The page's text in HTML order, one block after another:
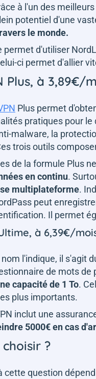
à l'un des
potentiel d'une
le monde.
permet d'utiliser
ci permet d'allier
Plus, à 3,89€/
Plus permet
pratiques pour
malware, la
trois outils
de la formule Plus
en continu.
multiplateforme.
peut
Il permet
à 6,39€/
l'indique, il s'agit
de mots
capacité de 1 To.
plus importants.
inclut une
5000€ en cas
?
cette question